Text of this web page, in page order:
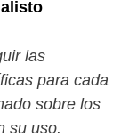
las
para cada
sobre los
su uso.